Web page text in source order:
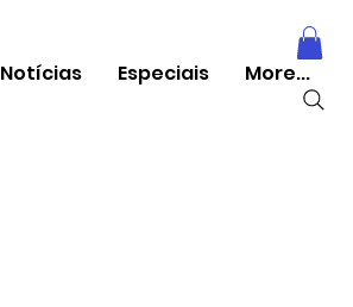
Notícias Especiais More...